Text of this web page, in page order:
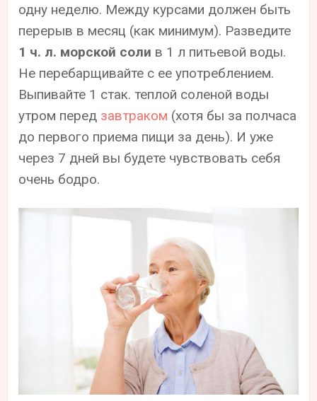
одну неделю. Между курсами должен быть
перерыв в месяц (как минимум). Разведите
1 ч. л. морской соли в 1 л питьевой воды.
Не перебарщивайте с ее употреблением.
Выпивайте 1 стак. теплой соленой воды
утром перед завтраком (хотя бы за полчаса
до первого приема пищи за день). И уже
через 7 дней вы будете чувствовать себя
очень бодро.